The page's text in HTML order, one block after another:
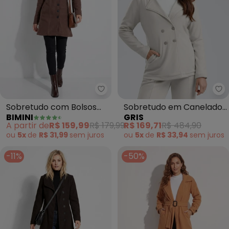
Bimini - Sobretudo com Bolsos
Sobretudo com Bolsos
(Marrom)
BIMINI
A partir deR$ 159,99R$ 179,99
ou 5x de R$ 31,99 sem juros
Sobretudo em Canelado
Aveludado (Cinza Claro)
GRIS
R$ 169,71R$ 484,90
ou 5x de R$ 33,94 sem juros
-11% -50%